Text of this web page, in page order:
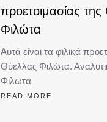
προετοιμασίας
Φιλώτα
Αυτά είναι τα φιλικά
Θύελλας Φιλώτα.
Φιλωτα
READ MORE